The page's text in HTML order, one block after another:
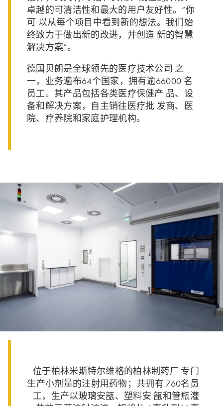
卓越的可清洁性和最大的用户友好性。“你
可 以从每个项目中看到新的想法。我们始
终致力于做出新的改进，并创造 新的智慧
解决方案”。
德国贝朗是全球领先的医疗技术公司 之
一，业务遍布64个国家，拥有逾66000 名
员工。其产品包括各类医疗保健产 品、设
备和解决方案，自主销往医疗批 发商、医
院、疗养院和家庭护理机构。
位于柏林米斯特尔维格的柏林制药厂 专门
生产小剂量的注射用药物；共拥有 760名员
工，生产以玻璃安瓿、塑料安 瓿和管瓶灌